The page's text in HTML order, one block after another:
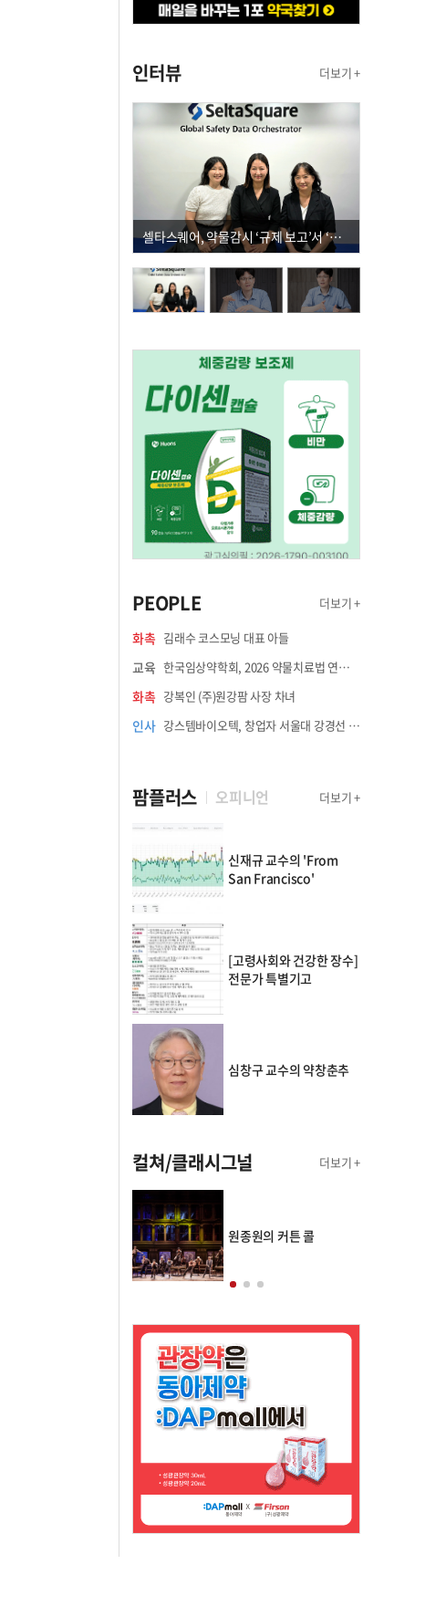
인터뷰 더보기 +
셀타스퀘어, 약물감시 ‘규제 보고’서 ‘데이터 의사결정’으로 "PVX 전환 요구 커진다"
PEOPLE 더보기 +
화촉 김래수 코스모닝 대표 아들
교육 한국임상약학회, 2026 약물치료법 연수강좌 8월 21일 개최
화촉 강복인 (주)원강팜 사장 차녀
인사 강스템바이오텍, 창업자 서울대 강경선 교수 최고과학책임자 선임
팜플러스 오피니언 더보기 +
신재규 교수의 'From
San Francisco'
[고령사회와 건강한 장수]
전문가 특별기고
심창구 교수의 약창춘추
컬쳐/클래시그널 더보기 +
원종원의 커튼 콜